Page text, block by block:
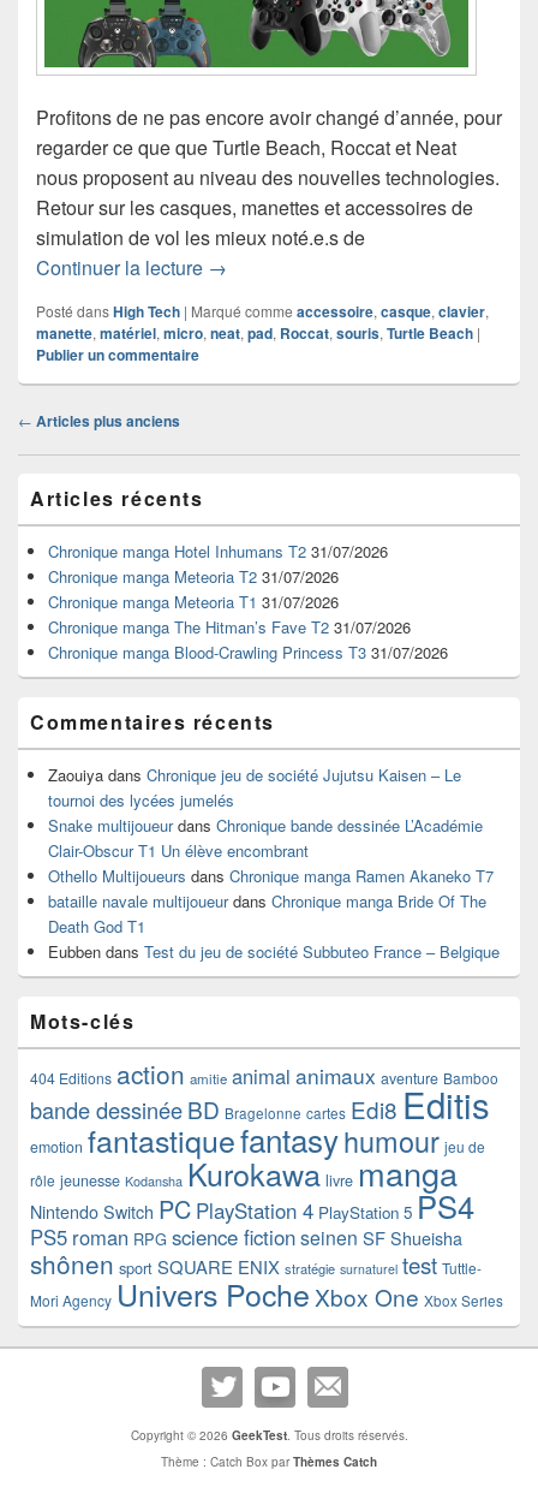
Profitons de ne pas encore avoir changé d’année, pour
regarder ce que que Turtle Beach, Roccat et Neat
nous proposent au niveau des nouvelles technologies.
Retour sur les casques, manettes et accessoires de
simulation de vol les mieux noté.e.s de
Continuer la lecture Sélection 2022 accessoires Turtle
→
Posté dansHigh Tech | Marqué comme accessoire, casque, clavier,
manette, matériel, micro, neat, pad, Roccat, souris, Turtle Beach |
Publier un commentaire
Navigation
articles
← Articles plus anciens
principale
de
widget
pour
barre
latérale
Articles récents
Chronique manga Hotel Inhumans T2 31/07/2026
Chronique manga Meteoria T2 31/07/2026
Chronique manga Meteoria T1 31/07/2026
Chronique manga The Hitman’s Fave T2 31/07/2026
Chronique manga Blood-Crawling Princess T3 31/07/2026
Commentaires récents
Zaouiya dans Chronique jeu de société Jujutsu Kaisen – Le
tournoi des lycées jumelés
Snake multijoueurdans Chronique bande dessinée L’Académie
Clair-Obscur T1 Un élève encombrant
Othello Multijoueurs dans Chronique manga Ramen Akaneko T7
bataille navale multijoueurdans Chronique manga Bride Of The
Death God T1
Eubben dans Test du jeu de société Subbuteo France – Belgique
Mots-clés
404 Editions action amitie animal animaux aventure Bamboo
bande dessinéeBD Bragelonne cartes Edi8 Editis
emotion fantastiquefantasyhumour jeu de
rôle jeunesse Kodansha Kurokawa livre manga
Nintendo Switch PC PlayStation 4 PlayStation 5 PS4
PS5 roman RPG science fictionseinen SF Shueisha
shônen sport SQUARE ENIX stratégie surnaturel test Tuttle-
Mori Agency Univers Poche Xbox One Xbox Series
Copyright © 2026 GeekTest. Tous droits réservés.
Thème : Catch Box parThèmes Catch